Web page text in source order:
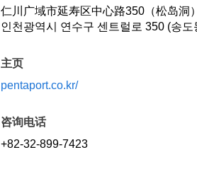
仁川广域市延寿区中心路350（松岛洞
인천광역시 연수구 센트럴로 350 (송도
主页
pentaport.co.kr/
咨询电话
+82-32-899-7423